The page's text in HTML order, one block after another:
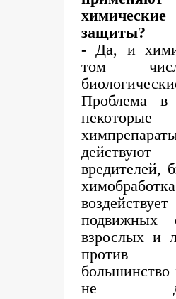
защиты?
-Да, и
том
Проблема
некоторые
вредителей,
химобработка
подвижных
взрослых и
большинство
не